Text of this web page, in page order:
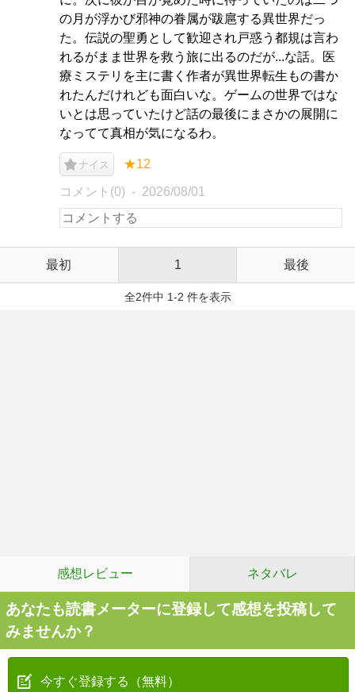
の月が浮かび邪神の眷属が跋扈する異世界だっ
た。伝説の聖勇として歓迎され戸惑う都規は言わ
れるがまま世界を救う旅に出るのだが...な話。医
療ミステリを主に書く作者が異世界転生もの書か
れたんだけれども面白いな。ゲームの世界ではな
いとは思っていたけど話の最後にまさかの展開に
なってて真相が気になるわ。
ナイス ★12
コメント(0) 2026/08/01
最初 1 最後
全2件中 1-2 件を表示
感想レビュー ネタバレ
あなたも読書メーターに登録して感想を投稿して
みませんか？
今すぐ登録する（無料）